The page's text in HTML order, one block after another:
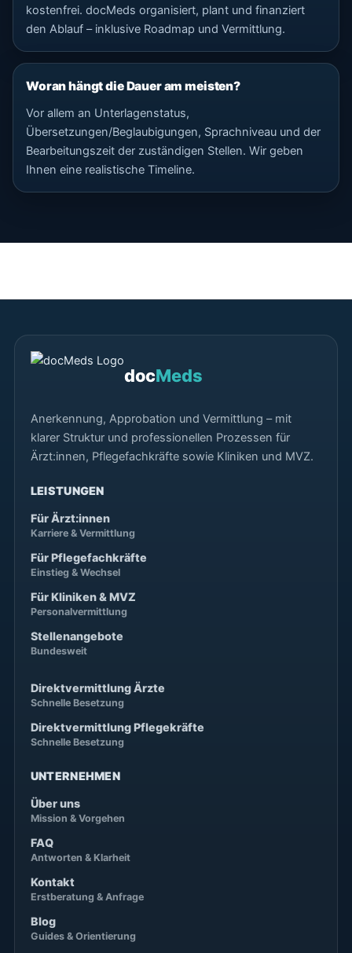
kostenfrei. docMeds organisiert, plant und finanziert
den Ablauf – inklusive Roadmap und Vermittlung.
Woran hängt die Dauer am meisten?
Vor allem an Unterlagenstatus,
Übersetzungen/Beglaubigungen, Sprachniveau und der
Bearbeitungszeit der zuständigen Stellen. Wir geben
Ihnen eine realistische Timeline.
docMeds
Anerkennung, Approbation und Vermittlung – mit
klarer Struktur und professionellen Prozessen für
Ärzt:innen, Pflegefachkräfte sowie Kliniken und MVZ.
LEISTUNGEN
Für Ärzt:innen
Karriere & Vermittlung
Für Pflegefachkräfte
Einstieg & Wechsel
Für Kliniken & MVZ
Personalvermittlung
Stellenangebote
Bundesweit
Direktvermittlung Ärzte
Schnelle Besetzung
Direktvermittlung Pflegekräfte
Schnelle Besetzung
UNTERNEHMEN
Über uns
Mission & Vorgehen
FAQ
Antworten & Klarheit
Kontakt
Erstberatung & Anfrage
Blog
Guides & Orientierung